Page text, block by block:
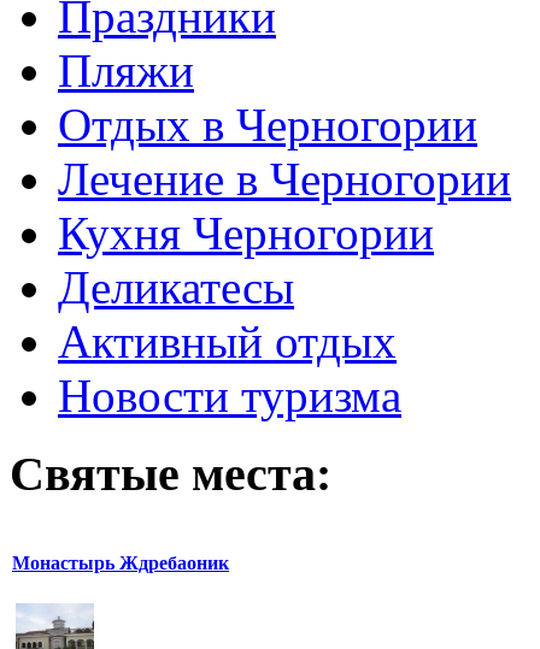
Праздники
Пляжи
Отдых в Черногории
Лечение в Черногории
Кухня Черногории
Деликатесы
Активный отдых
Новости туризма
Святые места:
Монастырь Ждребаоник